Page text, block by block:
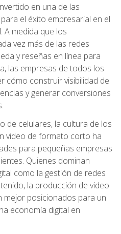
en una de las
el éxito empresarial en el
A medida que los
vez más de las redes
y reseñas en línea para
las empresas de todos los
cómo construir visibilidad de
y generar conversiones
de celulares, la cultura de los
video de formato corto ha
para pequeñas empresas
Quienes dominan
como la gestión de redes
la producción de video
mejor posicionados para un
economía digital en